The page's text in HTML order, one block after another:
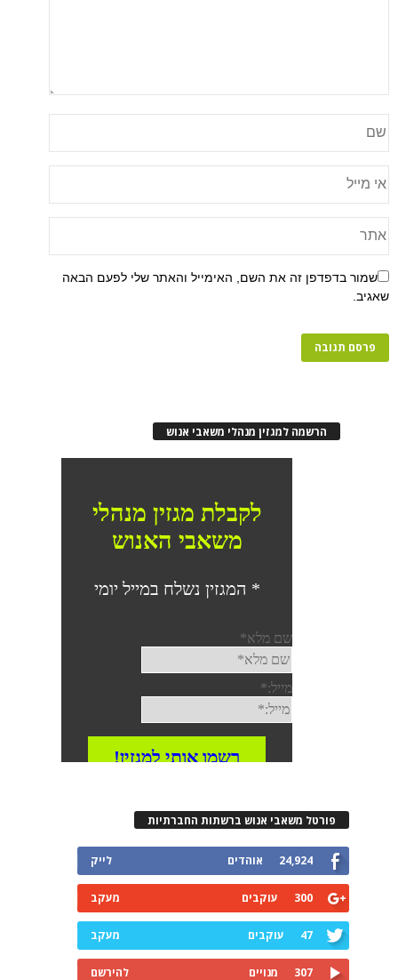
שמור בדפדפן זה את השם, האימייל והאתר שלי לפעם הבאה
שאגיב.
הרשמה למגזין מנהלי משאבי אנוש
פורטל משאבי אנוש ברשתות החברתיות
24,924 אוהדים לייק
300 עוקבים מעקב
47 עוקבים מעקב
307 מנויים להירשם